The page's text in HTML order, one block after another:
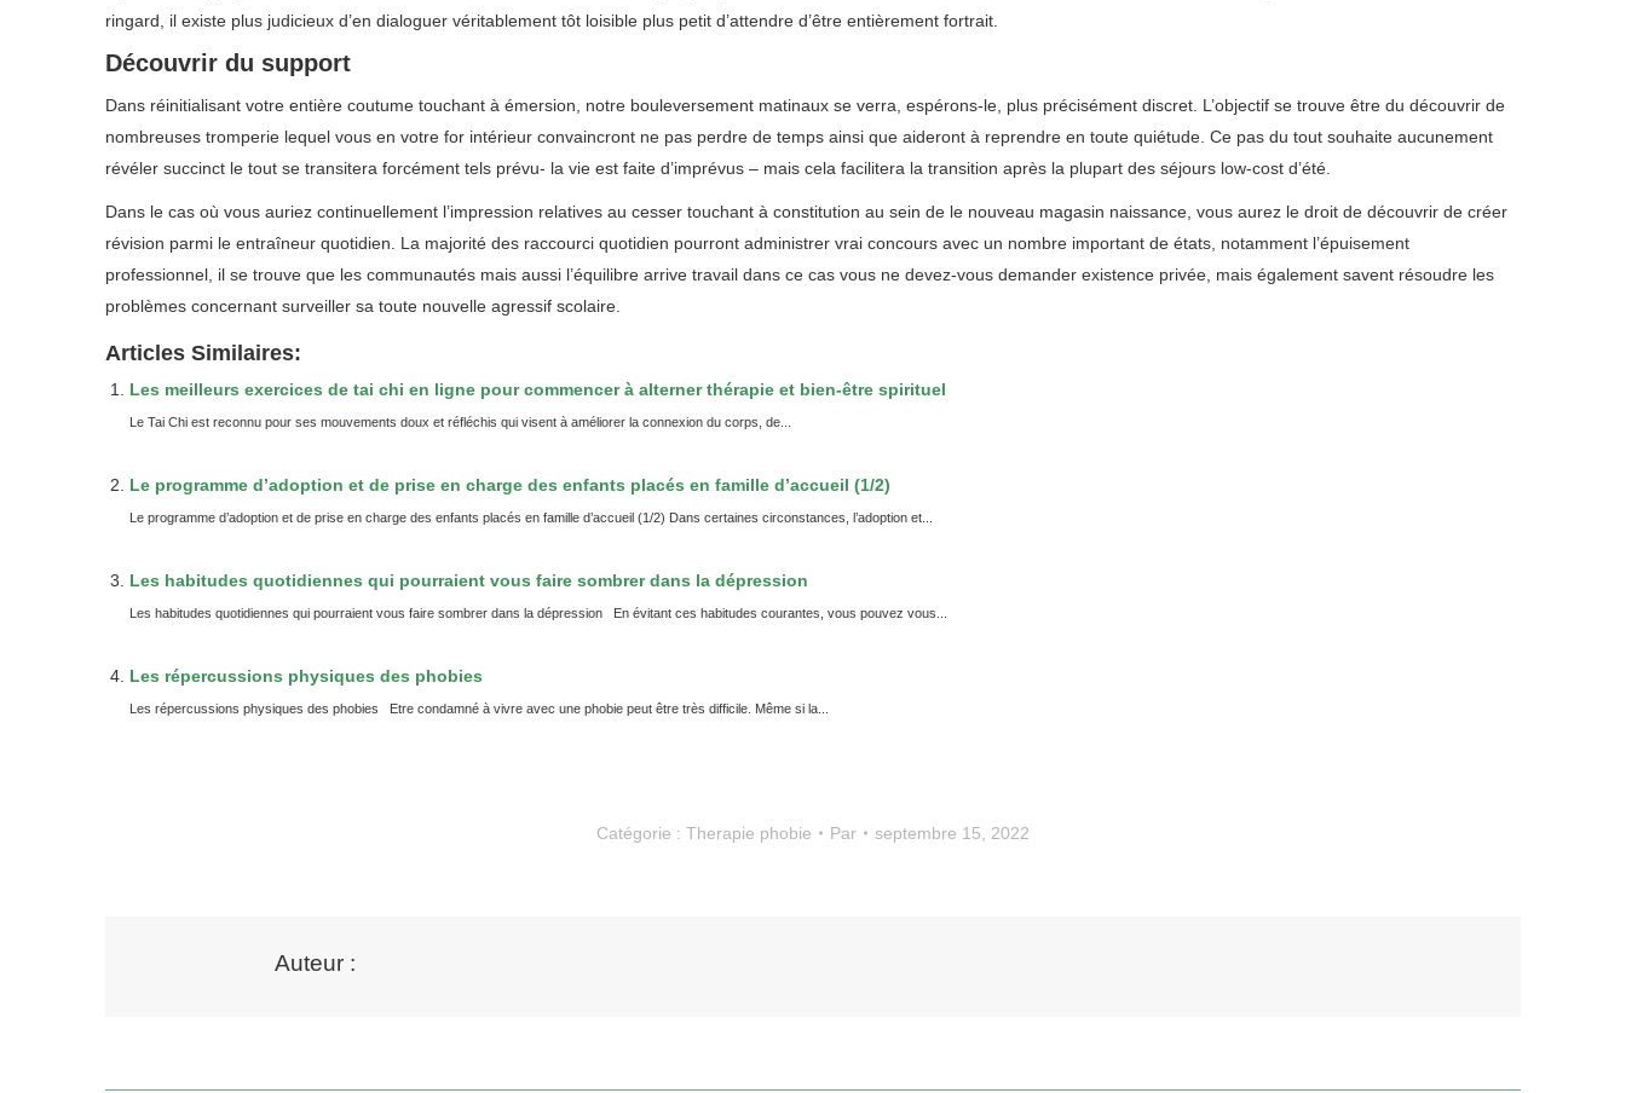
ringard, il existe plus judicieux d’en dialoguer véritablement tôt loisible plus petit d’attendre d’être entièrement fortrait.
Découvrir du support
Dans réinitialisant votre entière coutume touchant à émersion, notre bouleversement matinaux se verra, espérons-le, plus précisément discret. L’objectif se trouve être du découvrir de
nombreuses tromperie lequel vous en votre for intérieur convaincront ne pas perdre de temps ainsi que aideront à reprendre en toute quiétude. Ce pas du tout souhaite aucunement
révéler succinct le tout se transitera forcément tels prévu- la vie est faite d’imprévus – mais cela facilitera la transition après la plupart des séjours low-cost d’été.
Dans le cas où vous auriez continuellement l’impression relatives au cesser touchant à constitution au sein de le nouveau magasin naissance, vous aurez le droit de découvrir de créer
révision parmi le entraîneur quotidien. La majorité des raccourci quotidien pourront administrer vrai concours avec un nombre important de états, notamment l’épuisement
professionnel, il se trouve que les communautés mais aussi l’équilibre arrive travail dans ce cas vous ne devez-vous demander existence privée, mais également savent résoudre les
problèmes concernant surveiller sa toute nouvelle agressif scolaire.
Articles Similaires:
Les meilleurs exercices de tai chi en ligne pour commencer à alterner thérapie et bien-être spirituel
Le Tai Chi est reconnu pour ses mouvements doux et réfléchis qui visent à améliorer la connexion du corps, de...
Le programme d’adoption et de prise en charge des enfants placés en famille d’accueil (1/2)
Le programme d’adoption et de prise en charge des enfants placés en famille d’accueil (1/2) Dans certaines circonstances, l’adoption et...
Les habitudes quotidiennes qui pourraient vous faire sombrer dans la dépression
Les habitudes quotidiennes qui pourraient vous faire sombrer dans la dépression En évitant ces habitudes courantes, vous pouvez vous...
Les répercussions physiques des phobies
Les répercussions physiques des phobies Etre condamné à vivre avec une phobie peut être très difficile. Même si la...
Catégorie : Therapie phobie Par septembre 15, 2022
Auteur :